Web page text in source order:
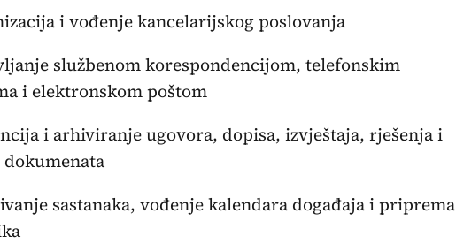
i vođenje kancelarijskog poslovanja
službenom korespondencijom, telefonskim
i elektronskom poštom
i arhiviranje ugovora, dopisa, izvještaja, rješenja i
sastanaka, vođenje kalendara događaja i priprema